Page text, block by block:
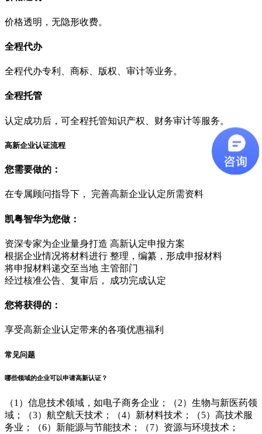
价格透明，无隐形收费。
全程代办
全程代办专利、商标、版权、审计等业务。
全程托管
认定成功后，可全程托管知识产权、财务审计等服务。
高新企业认证流程
您需要做的：
在专属顾问指导下， 完善高新企业认定所需资料
凯粤智华为您做：
资深专家为企业量身打造 高新认定申报方案
根据企业情况将材料进行 整理，编纂，形成申报材料
将申报材料递交至当地 主管部门
经过核准公告、复审后， 成功完成认定
您将获得的：
享受高新企业认定带来的各项优惠福利
常见问题
哪些领域的企业可以申请高新认证？
（1）信息技术领域，如电子商务企业；（2）生物与新医药领
域；（3）航空航天技术；（4）新材料技术；（5）高技术服
务业；（6）新能源与节能技术；（7）资源与环境技术；